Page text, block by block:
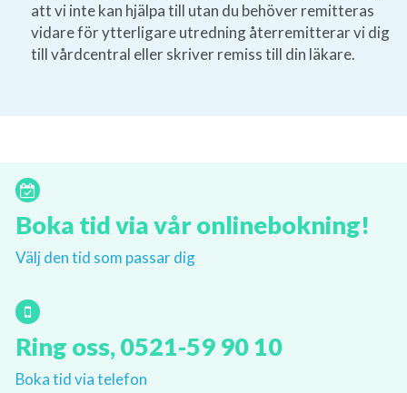
att vi inte kan hjälpa till utan du behöver remitteras
vidare för ytterligare utredning återremitterar vi dig
till vårdcentral eller skriver remiss till din läkare.
Boka tid via vår onlinebokning!
Välj den tid som passar dig
Ring oss, 0521-59 90 10
Boka tid via telefon